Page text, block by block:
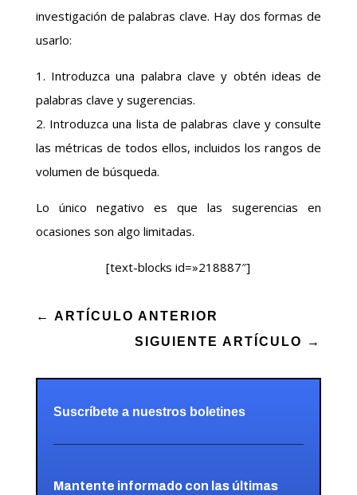
investigación de palabras clave. Hay dos formas de
usarlo:
1. Introduzca una palabra clave y obtén ideas de
palabras clave y sugerencias.
2. Introduzca una lista de palabras clave y consulte
las métricas de todos ellos, incluidos los rangos de
volumen de búsqueda.
Lo único negativo es que las sugerencias en
ocasiones son algo limitadas.
[text-blocks id=»218887″]
← ARTÍCULO ANTERIOR
SIGUIENTE ARTÍCULO
→
Suscríbete a nuestros boletines
Mantente informado con las últimas